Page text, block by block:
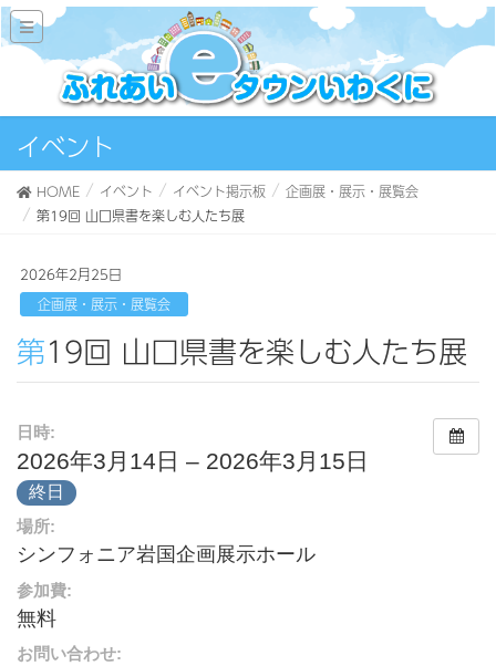
イベント
HOME イベント イベント掲示板
企画展・展示・展覧会
第19回 山口県書を楽しむ人たち展
2026年2月25日
企画展・展示・展覧会
第19回 山口県書を楽しむ人たち展
日時:
2026年3月14日 – 2026年3月15日
終日
場所:
シンフォニア岩国企画展示ホール
参加費:
無料
お問い合わせ: